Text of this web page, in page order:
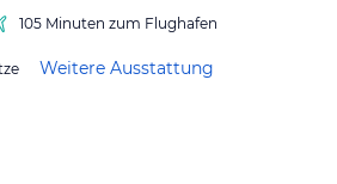
105 Minuten zum Flughafen
Weitere Ausstattung